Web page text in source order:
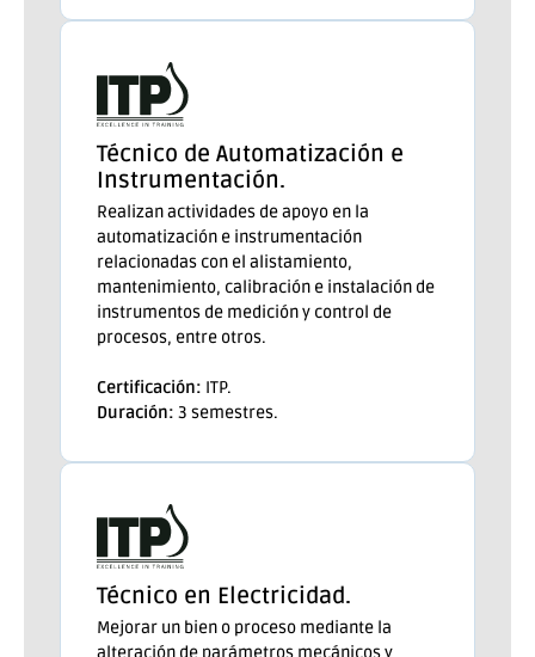
Técnico de Automatización e
Instrumentación.
Realizan actividades de apoyo en la
automatización e instrumentación
relacionadas con el alistamiento,
mantenimiento, calibración e instalación de
instrumentos de medición y control de
procesos, entre otros.
Certificación: ITP.
Duración: 3 semestres.
Técnico en Electricidad.
Mejorar un bien o proceso mediante la
alteración de parámetros mecánicos y